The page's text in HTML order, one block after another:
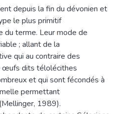
depuis la fin du dévonien et
le plus primitif
du terme. Leur mode de
; allant de la
qui au contraire des
dits télolécithes
et qui sont fécondés à
permettant
1989).